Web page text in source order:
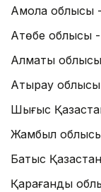
Ақмола облысы
Ақтөбе облысы
Алматы
Атырау
Шығыс
Жамбыл
Батыс
Қарағанды